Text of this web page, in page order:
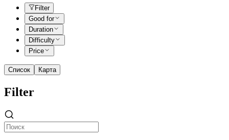
Filter
Good for
Duration
Difficulty
Price
Список Карта
Filter